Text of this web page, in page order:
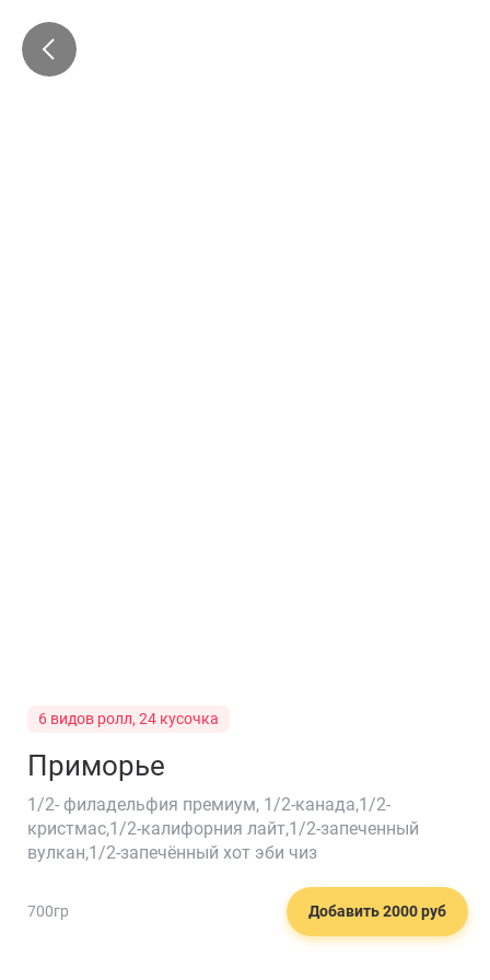
🌮
6 видов ролл, 24 кусочка
Приморье
1/2- филадельфия премиум, 1/2-канада,1/2-
кристмас,1/2-калифорния лайт,1/2-запеченный
вулкан,1/2-запечённый хот эби чиз
700гр Добавить 2000 руб